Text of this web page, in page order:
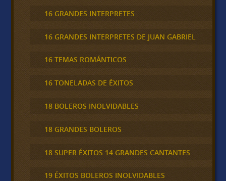
16 GRANDES INTERPRETES
16 GRANDES INTERPRETES DE JUAN GABRIEL
16 TEMAS ROMÁNTICOS
16 TONELADAS DE ÉXITOS
18 BOLEROS INOLVIDABLES
18 GRANDES BOLEROS
18 SUPER ÉXITOS 14 GRANDES CANTANTES
19 ÉXITOS BOLEROS INOLVIDABLES